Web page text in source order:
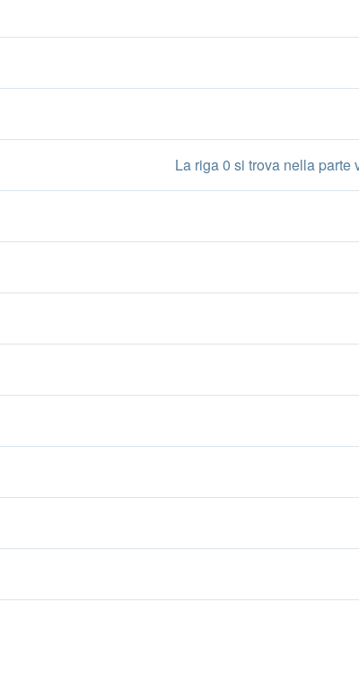
La riga 0 si trova nella